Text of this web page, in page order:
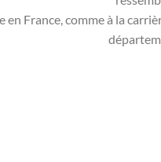
en France, comme à la